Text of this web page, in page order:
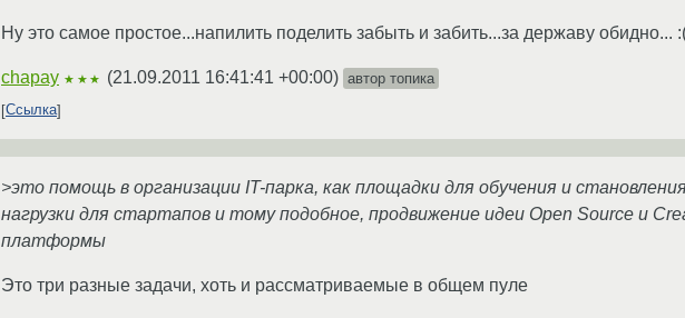
Ну это самое простое...напилить поделить забыть и забить...за державу обидно...
chapay ★★★ (21.09.2011 16:41:41 +00:00) автор топика
Ссылка
>это помощь в организации IT-парка, как площадки для обучения и
нагрузки для стартапов и тому подобное, продвижение идеи Open Source и
платформы
Это три разные задачи, хоть и рассматриваемые в общем пуле